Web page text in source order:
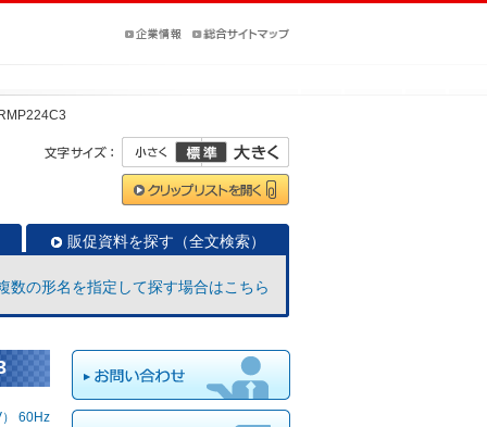
販促資料を探す（全文検索）
数の形名を指定して探す場合はこちら
60Hz